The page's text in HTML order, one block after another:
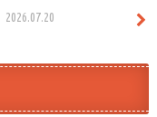
2026.07.20